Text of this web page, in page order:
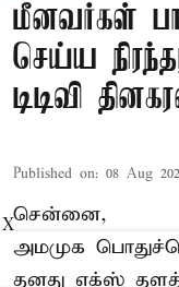
மீனவர்கள்
செய்ய
டிடிவி
Published on: 08 Aug
சென்னை,
அமமுக
தனது எக்ஸ்
X